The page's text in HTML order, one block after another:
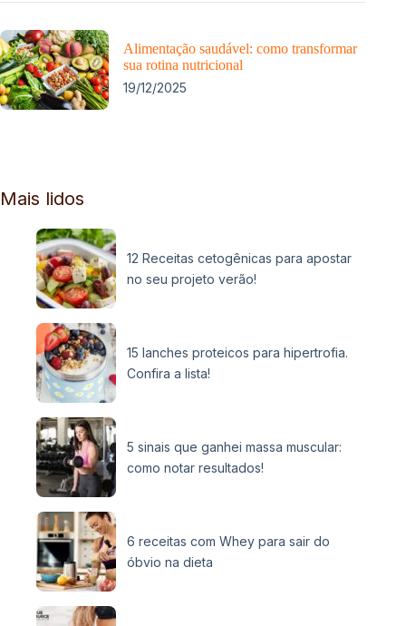
Alimentação saudável: como transformar
sua rotina nutricional
19/12/2025
Mais lidos
12 Receitas cetogênicas para apostar
no seu projeto verão!
15 lanches proteicos para hipertrofia.
Confira a lista!
5 sinais que ganhei massa muscular:
como notar resultados!
6 receitas com Whey para sair do
óbvio na dieta